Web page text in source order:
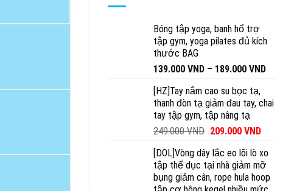
Bóng tập yoga, banh hổ trợ
tập gym, yoga pilates đủ kích
thước BAG
139.000 VND – 189.000 VND
[HZ]Tay nắm cao su bọc tạ,
thanh đòn tạ giảm đau tay, chai
tay tập gym, tập nâng tạ
249.000VND 209.000 VND
[DOL]Vòng dây lắc eo lõi lò xo
tập thể dục tại nhà giảm mỡ
bụng giảm cân, rope hula hoop